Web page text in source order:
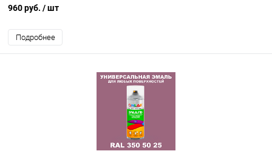
960 руб. / шт
Подробнее